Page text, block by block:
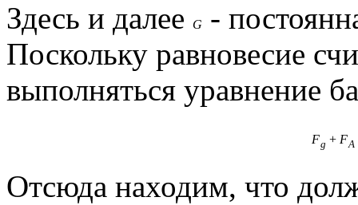
Здесь и далее G
-
Поскольку равновесие
выполняться уравнение
Fg + FA
Отсюда находим, что